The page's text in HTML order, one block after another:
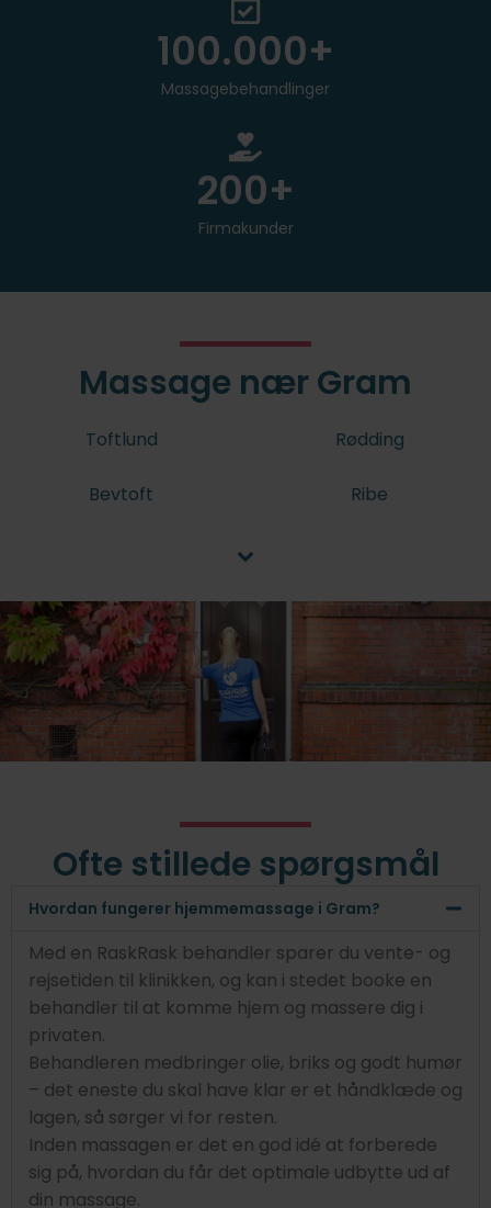
Massagebehandlinger
100.000+
Firmakunder
200+
Massage nær Gram
Toftlund Rødding
Bevtoft Ribe
Ofte stillede spørgsmål
Hvordan fungerer hjemmemassage i Gram?
Med en RaskRask behandler sparer du vente- og
rejsetiden til klinikken, og kan i stedet booke en
behandler til at komme hjem og massere dig i
privaten.
Behandleren medbringer olie, briks og godt humør
– det eneste du skal have klar er et håndklæde og
lagen, så sørger vi for resten.
Inden massagen er det en god idé at forberede
sig på, hvordan du får det optimale udbytte ud af
din massage.